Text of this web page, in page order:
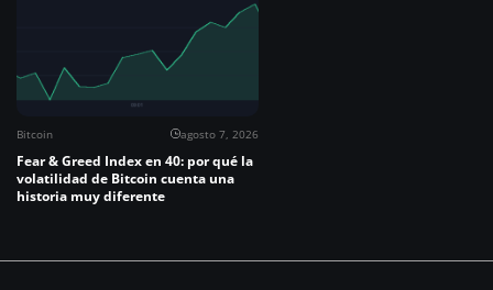
Bitcoin agosto 7, 2026
Fear & Greed Index en 40: por qué la
volatilidad de Bitcoin cuenta una
historia muy diferente